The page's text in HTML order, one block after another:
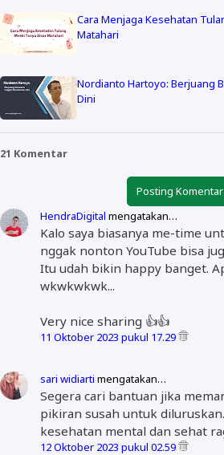
Cara Menjaga Kesehatan
Matahari
Nordianto Hartoyo: Berjuang
Dini
21 Komentar
Posting Komentar
HendraDigital mengatakan…
Kalo saya biasanya me-time
nggak nonton YouTube bisa
Itu udah bikin happy banget.
wkwkwkwk...
Very nice sharing 👍👍
11 Oktober 2023 pukul 17.29
sari widiarti mengatakan…
Segera cari bantuan jika
pikiran susah untuk
kesehatan mental dan sehat
12 Oktober 2023 pukul 02.59